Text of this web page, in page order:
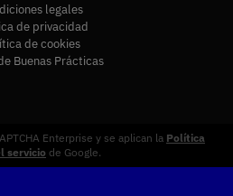
legales
de privacidad
de cookies
Buenas Prácticas
Enterprise y se aplican la Política
servicio de Google.